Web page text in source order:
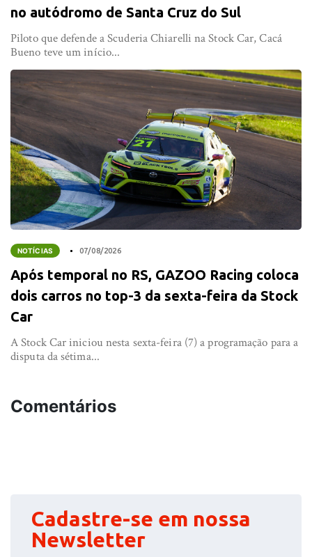
no autódromo de Santa Cruz do Sul
Piloto que defende a Scuderia Chiarelli na Stock Car, Cacá
Bueno teve um início...
NOTÍCIAS 07/08/2026
Após temporal no RS, GAZOO Racing coloca
dois carros no top-3 da sexta-feira da Stock
Car
A Stock Car iniciou nesta sexta-feira (7) a programação para a
disputa da sétima...
Comentários
Cadastre-se em nossa
Newsletter